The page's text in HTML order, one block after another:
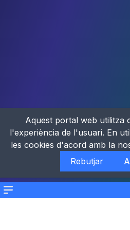
Menu
Aquest portal web utilitza
l'experiència de l'usuari. En
les cookies d'acord amb la
Rebutjar